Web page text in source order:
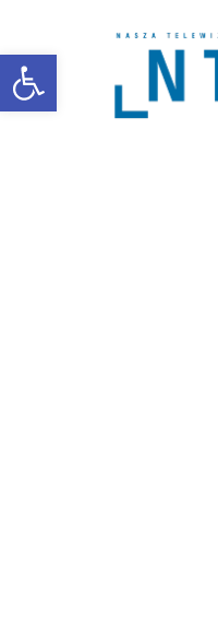
Otwórz pasek narzędzi